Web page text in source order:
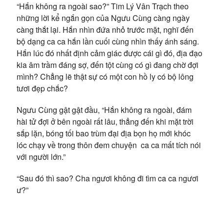
“Hắn không ra ngoài sao?” Tim Lý Vân Trạch theo
những lời kể ngắn gọn của Ngưu Cùng càng ngày
càng thắt lại. Hắn nhìn đứa nhỏ trước mặt, nghĩ đến
bộ dạng ca ca hắn lần cuối cùng nhìn thấy ánh sáng.
Hắn lúc đó nhất định cảm giác được cái gì đó, địa đạo
kia âm trầm đáng sợ, đến tột cùng có gì đang chờ đợi
mình? Chẳng lẽ thật sự có một con hồ ly có bộ lông
tươi đẹp chắc?
Ngưu Cùng gật gật đầu, “Hắn không ra ngoài, đám
hài tử đợi ở bên ngoài rất lâu, thẳng đến khi mặt trời
sắp lặn, bóng tối bao trùm đại địa bọn họ mới khóc
lóc chạy về trong thôn đem chuyện ca ca mất tích nói
với người lớn.”
“Sau đó thì sao? Cha ngươi không đi tìm ca ca ngươi
ư?”